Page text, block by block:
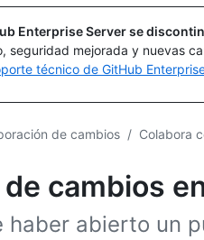
Enterprise Server se
seguridad mejorada y nuevas
técnico de GitHub
de cambios / Colabora
de cambios
haber abierto un